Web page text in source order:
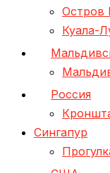
Остров
Куала-
Россия
Сингапур